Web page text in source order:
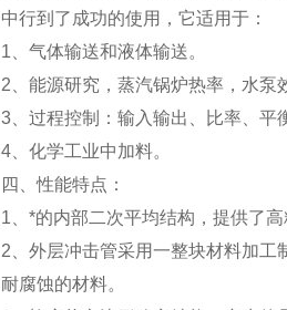
中行到了成功的使用，它适用于：
1、气体输送和液体输送。
2、能源研究，蒸汽锅炉热率，水泵
3、过程控制：输入输出、比率、平
4、化学工业中加料。
四、性能特点：
1、*的内部二次平均结构，提供了
2、外层冲击管采用一整块材料加
耐腐蚀的材料。